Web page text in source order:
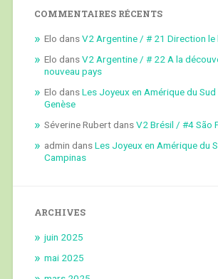
COMMENTAIRES RÉCENTS
Elo dansV2 Argentine / # 21 Direction le
Elo dansV2 Argentine / # 22 A la
nouveau pays
Elo dansLes Joyeux en Amérique du
Genèse
Séverine RubertdansV2 Brésil / #4 São
admin dansLes Joyeux en Amérique du
Campinas
ARCHIVES
juin 2025
mai 2025